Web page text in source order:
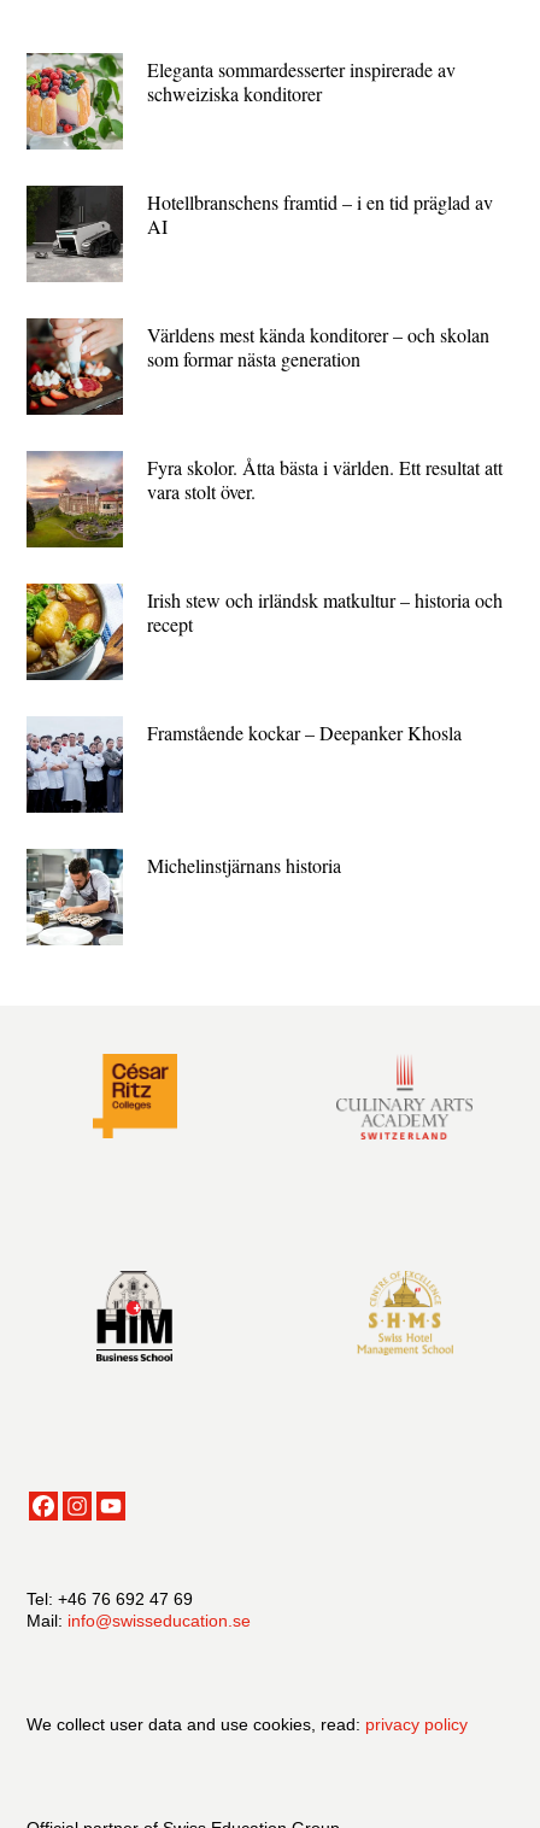
Eleganta sommardesserter inspirerade av
schweiziska konditorer
Hotellbranschens framtid – i en tid präglad av
AI
Världens mest kända konditorer – och skolan
som formar nästa generation
Fyra skolor. Åtta bästa i världen. Ett resultat att
vara stolt över.
Irish stew och irländsk matkultur – historia och
recept
Framstående kockar – Deepanker Khosla
Michelin­stjärnans historia
Tel: +46 76 692 47 69
Mail: info@swisseducation.se
We collect user data and use cookies, read: privacy policy